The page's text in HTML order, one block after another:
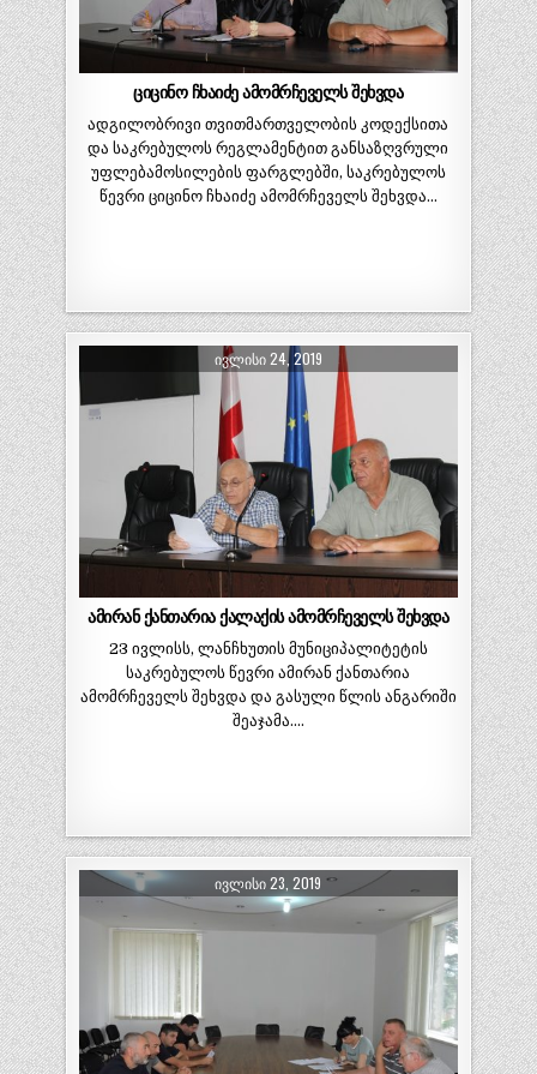
ციცინო ჩხაიძე ამომრჩეველს შეხვდა
ადგილობრივი თვითმართველობის კოდექსითა
და საკრებულოს რეგლამენტით განსაზღვრული
უფლებამოსილების ფარგლებში, საკრებულოს
წევრი ციცინო ჩხაიძე ამომრჩეველს შეხვდა…
ᲘᲕᲚᲘᲡᲘ 24, 2019
ამირან ქანთარია ქალაქის ამომრჩეველს შეხვდა
23 ივლისს, ლანჩხუთის მუნიციპალიტეტის
საკრებულოს წევრი ამირან ქანთარია
ამომრჩეველს შეხვდა და გასული წლის ანგარიში
შეაჯამა….
ᲘᲕᲚᲘᲡᲘ 23, 2019